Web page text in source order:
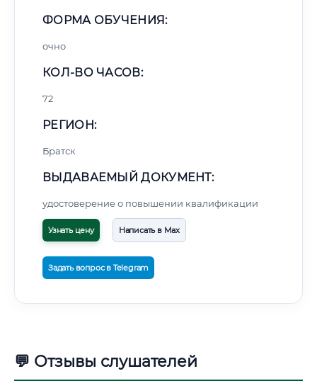
ФОРМА ОБУЧЕНИЯ:
очно
КОЛ-ВО ЧАСОВ:
72
РЕГИОН:
Братск
ВЫДАВАЕМЫЙ ДОКУМЕНТ:
удостоверение о повышении квалификации
Узнать цену Написать в Max
Задать вопрос в Telegram
💬 Отзывы слушателей